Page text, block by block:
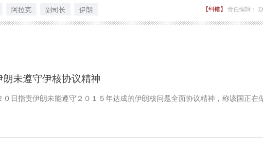
阿拉克 副司长 伊朗 【纠错】 责任编辑：
未遵守伊核协议精神
０日指责伊朗未能遵守２０１５年达成的伊朗核问题全面协议精神，称该国正在